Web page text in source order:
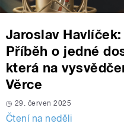
Jaroslav
Příběh o jedné
která na
Věrce
29. červen 2025
Čtení na neděli